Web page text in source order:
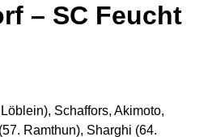
– SC Feucht
Schaffors, Akimoto,
Ramthun), Sharghi (64.